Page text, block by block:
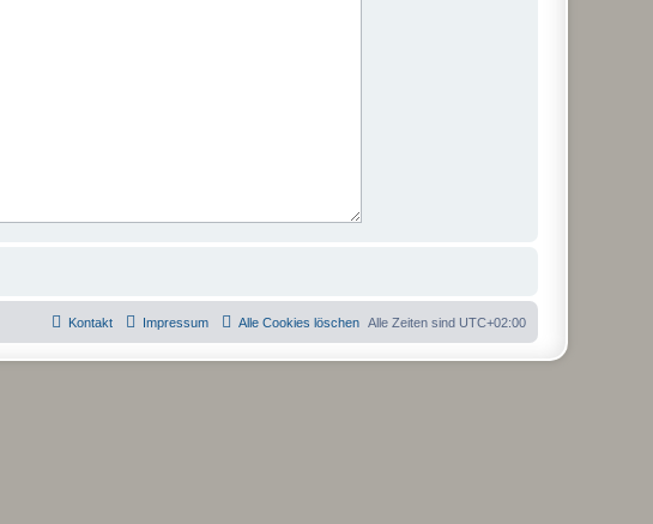
Alle Zeiten sind UTC+02:00
Alle Cookies löschen
Impressum
Kontakt